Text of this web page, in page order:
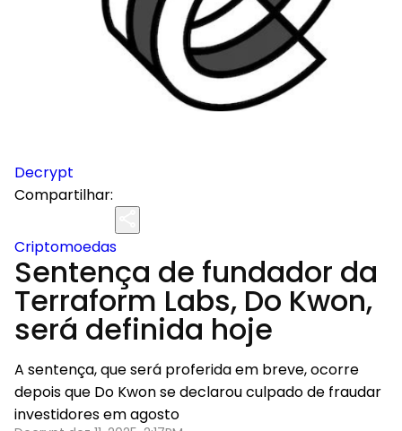
Decrypt
Compartilhar:
Criptomoedas
Sentença de fundador da
Terraform Labs, Do Kwon,
será definida hoje
A sentença, que será proferida em breve, ocorre
depois que Do Kwon se declarou culpado de fraudar
investidores em agosto